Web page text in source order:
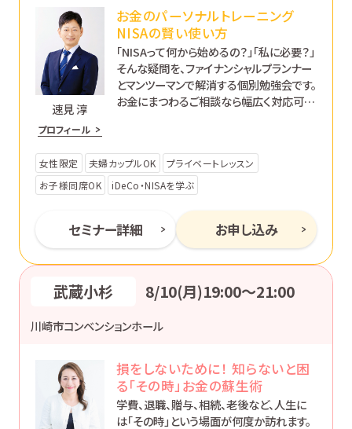
速見 淳
プロフィール
お金のパーソナルトレーニング
NISAの賢い使い方
「NISAって何から始めるの？」「私に必要？」
そんな疑問を、ファイナンシャルプランナー
とマンツーマンで解消する個別勉強会です。
お金にまつわるご相談なら幅広く対応可能
女性限定 夫婦カップルOK
プライベートレッスン
お子様同席OK
iDeCo・NISAを学ぶ
セミナー詳細 お申し込み
武蔵小杉 8/10(月)19:00〜21:00
川崎市コンベンションホール
損をしないために！ 知らないと困
る「その時」お金の蘇生術
学費、退職、贈与、相続、老後など、人生に
は「その時」という場面が何度か訪れます。